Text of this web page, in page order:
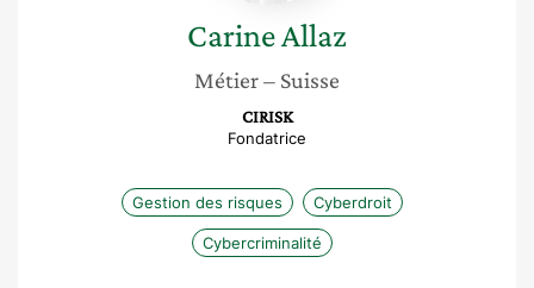
CarineAllaz
Métier– Suisse
CIRISK
Fondatrice
Gestion des risques Cyberdroit
Cybercriminalité